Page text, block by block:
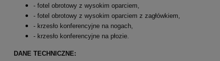
- fotel obrotowy z wysokim oparciem,
- fotel obrotowy z wysokim oparciem z zagłówkiem,
- krzesło konferencyjne na nogach,
- krzesło konferencyjne na płozie.
DANE TECHNICZNE: